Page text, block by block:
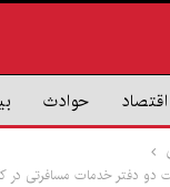
اقتصاد حوادث
دو دفتر خدمات مسافرتی در